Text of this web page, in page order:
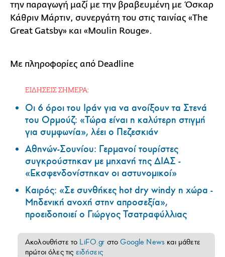
την παραγωγή μαζί με την βραβευμένη με Όσκαρ
Κάθριν Μάρτιν, συνεργάτη του στις ταινίας «The
Great Gatsby» και «Moulin Rouge».
Με πληροφορίες από Deadline
ΕΙΔΗΣΕΙΣ ΣΗΜΕΡΑ:
Οι 6 όροι του Ιράν για να ανοίξουν τα Στενά
του Ορμούζ: «Τώρα είναι η καλύτερη στιγμή
για συμφωνία», λέει ο Πεζεσκιάν
Αθηνών-Σουνίου: Γερμανοί τουρίστες
συγκρούστηκαν με μηχανή της ΔΙΑΣ -
«Εκσφενδονίστηκαν οι αστυνομικοί»
Καιρός: «Σε συνθήκες hot dry windy η χώρα -
Μηδενική ανοχή στην απροσεξία»,
προειδοποιεί ο Γιώργος Τσατραφύλλιας
Ακολουθήστε το LiFO.gr στοGoogle News και μάθετε
πρώτοι όλες τις ειδήσεις